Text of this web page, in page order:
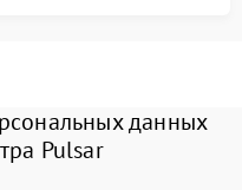
данных
Pulsar